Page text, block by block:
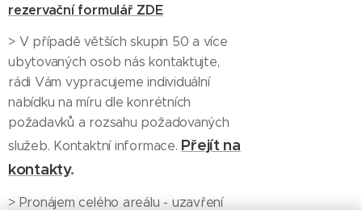
rezervační formulář ZDE
> V případě větších skupin 50 a více
ubytovaných osob nás kontaktujte,
rádi Vám vypracujeme individuální
nabídku na míru dle konrétních
požadavků a rozsahu požadovaných
služeb. Kontaktní informace. Přejít na
kontakty.
> Pronájem celého areálu - uzavření